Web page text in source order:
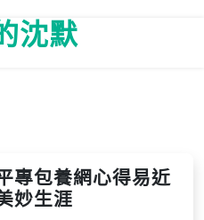
沈默
專包養網心得易近
妙生涯